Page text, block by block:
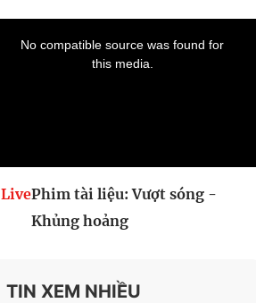
Doanh nhân Sài
Gòn
LivePhim tài liệu: Vượt sóng -
Khủng hoảng
TIN XEM NHIỀU